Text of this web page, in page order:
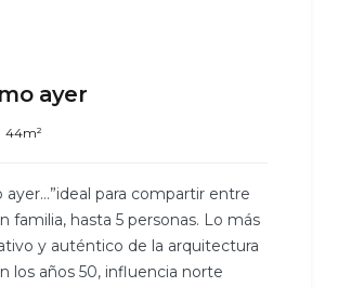
ayer
44m²
ayer…”ideal para compartir entre
familia, hasta 5 personas. Lo más
y auténtico de la arquitectura
los años 50, influencia norte